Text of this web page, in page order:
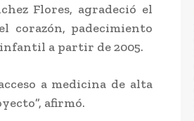
Flores, agradeció el
corazón, padecimiento
a partir de 2005.
a medicina de alta
afirmó.